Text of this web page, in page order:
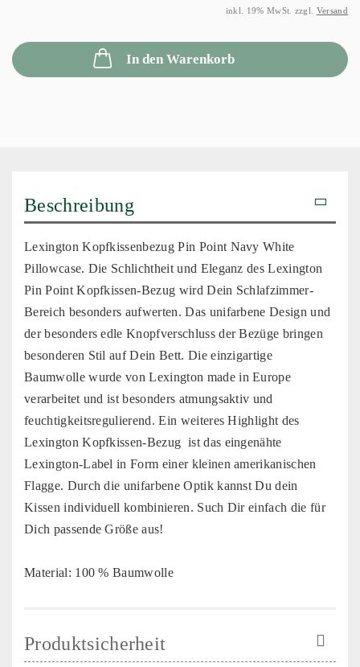
inkl. 19% MwSt. zzgl. Versand
In den Warenkorb
Beschreibung
Lexington Kopfkissenbezug Pin Point Navy White
Pillowcase. Die Schlichtheit und Eleganz des Lexington
Pin Point Kopfkissen-Bezug wird Dein Schlafzimmer-
Bereich besonders aufwerten. Das unifarbene Design und
der besonders edle Knopfverschluss der Bezüge bringen
besonderen Stil auf Dein Bett. Die einzigartige
Baumwolle wurde von Lexington made in Europe
verarbeitet und ist besonders atmungsaktiv und
feuchtigkeitsregulierend. Ein weiteres Highlight des
Lexington Kopfkissen-Bezug ist das eingenähte
Lexington-Label in Form einer kleinen amerikanischen
Flagge. Durch die unifarbene Optik kannst Du dein
Kissen individuell kombinieren. Such Dir einfach die für
Dich passende Größe aus!
Material: 100 % Baumwolle
Produktsicherheit